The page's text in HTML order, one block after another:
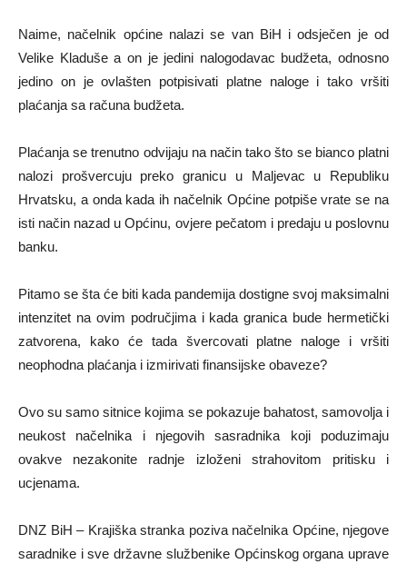
Naime, načelnik općine nalazi se van BiH i odsječen je od
Velike Kladuše a on je jedini nalogodavac budžeta, odnosno
jedino on je ovlašten potpisivati platne naloge i tako vršiti
plaćanja sa računa budžeta.
Plaćanja se trenutno odvijaju na način tako što se bianco platni
nalozi prošvercuju preko granicu u Maljevac u Republiku
Hrvatsku, a onda kada ih načelnik Općine potpiše vrate se na
isti način nazad u Općinu, ovjere pečatom i predaju u poslovnu
banku.
Pitamo se šta će biti kada pandemija dostigne svoj maksimalni
intenzitet na ovim područjima i kada granica bude hermetički
zatvorena, kako će tada švercovati platne naloge i vršiti
neophodna plaćanja i izmirivati finansijske obaveze?
Ovo su samo sitnice kojima se pokazuje bahatost, samovolja i
neukost načelnika i njegovih sasradnika koji poduzimaju
ovakve nezakonite radnje izloženi strahovitom pritisku i
ucjenama.
DNZ BiH – Krajiška stranka poziva načelnika Općine, njegove
saradnike i sve državne službenike Općinskog organa uprave